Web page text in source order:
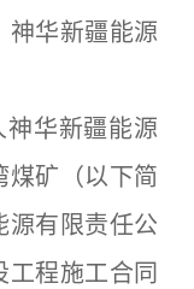
华新疆能源
华新疆能源
煤矿（以下简
源有限责任公
程施工合同